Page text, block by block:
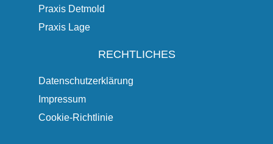
Praxis Detmold
Praxis Lage
RECHTLICHES
Datenschutzerklärung
Impressum
Cookie-Richtlinie